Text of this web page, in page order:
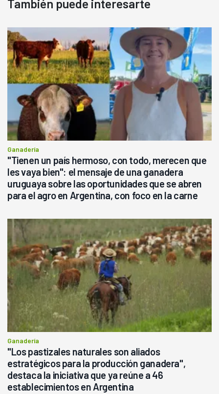
También puede interesarte
Ganadería
"Tienen un país hermoso, con todo, merecen que
les vaya bien": el mensaje de una ganadera
uruguaya sobre las oportunidades que se abren
para el agro en Argentina, con foco en la carne
Ganadería
"Los pastizales naturales son aliados
estratégicos para la producción ganadera",
destaca la iniciativa que ya reúne a 46
establecimientos en Argentina